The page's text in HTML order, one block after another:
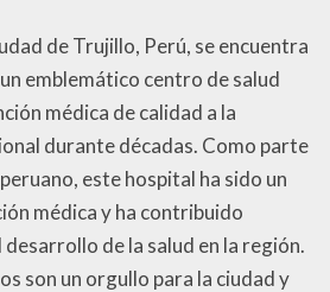
de Trujillo, Perú, se encuentra
emblemático centro de salud
médica de calidad a la
durante décadas. Como parte
este hospital ha sido un
médica y ha contribuido
de la salud en la región.
son un orgullo para la ciudad y